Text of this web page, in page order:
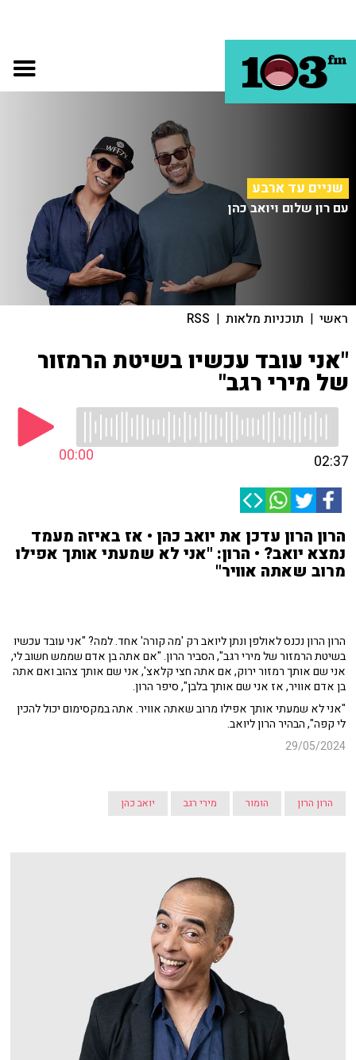
שניים עד ארבע
עם רון שלום ויואב כהן
ראשי | תוכניות מלאות |
RSS
"אני עובד עכשיו בשיטת הרמזור
של מירי רגב"
00:00 02:37
הרון הרון עדכן את יואב כהן • אז באיזה מעמד
נמצא יואב? • הרון: "אני לא שמעתי אותך אפילו
מרוב שאתה אוויר"
הרון הרון נכנס לאולפן ונתן ליואב רק 'מה קורה' אחד. למה? "אני עובד עכשיו
בשיטת הרמזור של מירי רגב", הסביר הרון. "אם אתה בן אדם שממש חשוב לי,
אני שם אותך רמזור ירוק, אם אתה חצי קלאצ', אני שם אותך צהוב ואם אתה
בן אדם אוויר, אז אני שם אותך בלבן", סיפר הרון.
"אני לא שמעתי אותך אפילו מרוב שאתה אוויר. אתה במקסימום יכול להכין
לי קפה", הבהיר הרון ליואב.
29/05/2024
הרון הרון הומור מירי רגב יואב כהן